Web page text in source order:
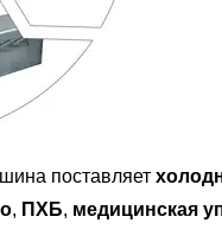
поставляет
, ПХБ, медицинская